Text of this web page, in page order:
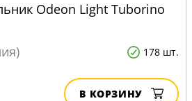
Odeon Light Tuborino
178 шт.
В КОРЗИНУ